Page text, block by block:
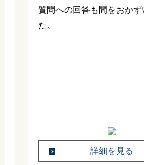
質問への回答も間をおかず
た。
詳細を見る